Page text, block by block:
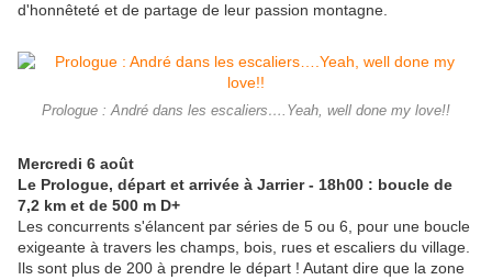
d'honnêteté et de partage de leur passion montagne.
Prologue : André dans les escaliers….Yeah, well done my love!!
Mercredi 6 août
Le Prologue, départ et arrivée à Jarrier - 18h00 : boucle de
7,2 km et de 500 m D+
Les concurrents s'élancent par séries de 5 ou 6, pour une boucle
exigeante à travers les champs, bois, rues et escaliers du village.
Ils sont plus de 200 à prendre le départ ! Autant dire que la zone